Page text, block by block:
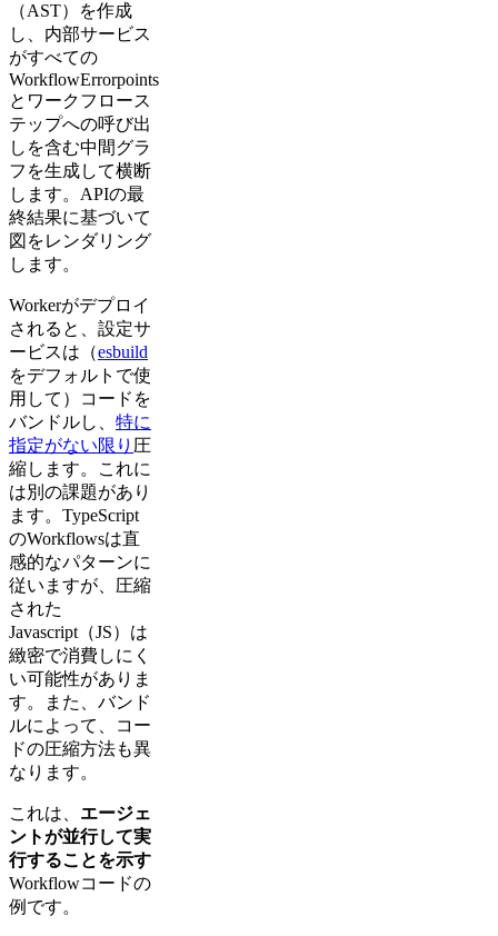
（AST）を作成
し、内部サービス
がすべての
WorkflowErrorpoints
とワークフロース
テップへの呼び出
しを含む中間グラ
フを生成して横断
します。APIの最
終結果に基づいて
図をレンダリング
します。
Workerがデプロイ
されると、設定サ
ービスは（esbuild
をデフォルトで使
用して）コードを
バンドルし、 特に
指定がない限り 圧
縮します。これに
は別の課題があり
ます。TypeScript
のWorkflowsは直
感的なパターンに
従いますが、圧縮
された
Javascript（JS）は
緻密で消費しにく
い可能性がありま
す。また、バンド
ルによって、コー
ドの圧縮方法も異
なります。
これは、 エージェ
ントが並行して実
行することを示す
Workflowコードの
例です。